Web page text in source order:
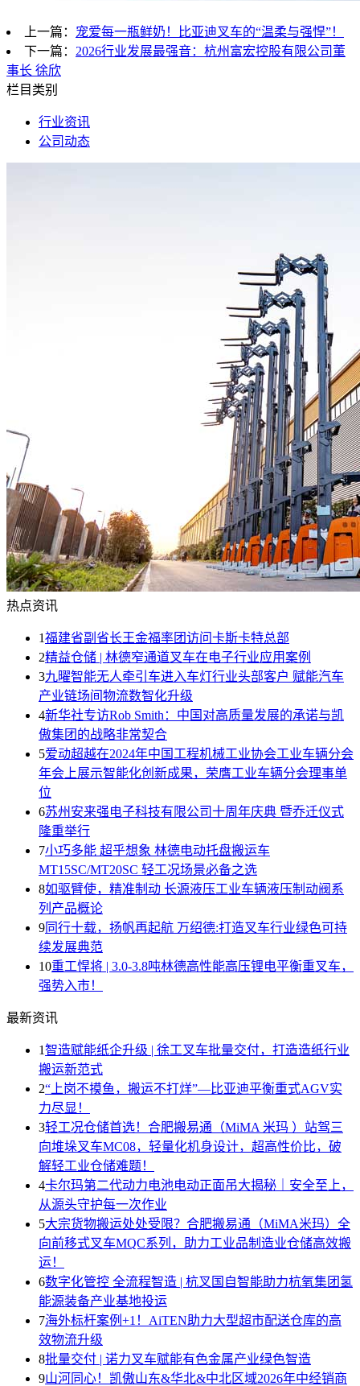
上一篇： 宠爱每一瓶鲜奶！比亚迪叉车的“温柔与强悍”！
下一篇： 2026行业发展最强音：杭州富宏控股有限公司董
事长 徐欣
栏目类别
行业资讯
公司动态
热点资讯
1福建省副省长王金福率团访问卡斯卡特总部
2精益仓储 | 林德窄通道叉车在电子行业应用案例
3九曜智能无人牵引车进入车灯行业头部客户 赋能汽车
产业链场间物流数智化升级
4新华社专访Rob Smith：中国对高质量发展的承诺与凯
傲集团的战略非常契合
5爱动超越在2024年中国工程机械工业协会工业车辆分会
年会上展示智能化创新成果，荣膺工业车辆分会理事单
位
6苏州安来强电子科技有限公司十周年庆典 暨乔迁仪式
隆重举行
7小巧多能 超乎想象 林德电动托盘搬运车
MT15SC/MT20SC 轻工况场景必备之选
8如驱臂使，精准制动 长源液压工业车辆液压制动阀系
列产品概论
9同行十载，扬帆再起航 万绍德:打造叉车行业绿色可持
续发展典范
10重工悍将 | 3.0-3.8吨林德高性能高压锂电平衡重叉车，
强势入市！
最新资讯
1智造赋能纸企升级 | 徐工叉车批量交付，打造造纸行业
搬运新范式
2“上岗不摸鱼，搬运不打烊”—比亚迪平衡重式AGV实
力尽显！
3轻工况仓储首选！合肥搬易通（MiMA 米玛 ）站驾三
向堆垛叉车MC08，轻量化机身设计，超高性价比，破
解轻工业仓储难题！
4卡尔玛第二代动力电池电动正面吊大揭秘｜安全至上，
从源头守护每一次作业
5大宗货物搬运处处受限？合肥搬易通（MiMA米玛）全
向前移式叉车MQC系列，助力工业品制造业仓储高效搬
运！
6数字化管控 全流程智造 | 杭叉国自智能助力杭氧集团氢
能源装备产业基地投运
7海外标杆案例+1！AiTEN助力大型超市配送仓库的高
效物流升级
8批量交付 | 诺力叉车赋能有色金属产业绿色智造
9山河同心！凯傲山东&华北&中北区域2026年中经销商